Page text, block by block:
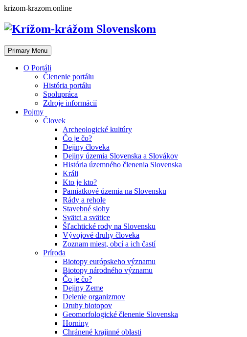
Skip
content
krizom-krazom.online
Primary Menu
O Portáli
Členenie portálu
História portálu
Spolupráca
Zdroje informácií
Pojmy
Človek
Archeologické kultúry
Čo je čo?
Dejiny človeka
Dejiny územia Slovenska a Slovákov
História územného členenia Slovenska
Králi
Kto je kto?
Pamiatkové územia na Slovensku
Rády a rehole
Stavebné slohy
Svätci a svätice
Šľachtické rody na Slovensku
Vývojové druhy človeka
Zoznam miest, obcí a ich častí
Príroda
Biotopy európskeho významu
Biotopy národného významu
Čo je čo?
Dejiny Zeme
Delenie organizmov
Druhy biotopov
Geomorfologické členenie Slovenska
Horniny
Chránené krajinné oblasti